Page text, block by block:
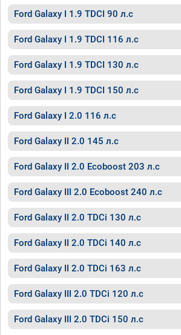
Ford Galaxy I 1.9 TDCI 90 л.с
Ford Galaxy I 1.9 TDCI 116 л.с
Ford Galaxy I 1.9 TDCI 130 л.с
Ford Galaxy I 1.9 TDCI 150 л.с
Ford Galaxy I 2.0 116 л.с
Ford Galaxy II 2.0 145 л.с
Ford Galaxy II 2.0 Ecoboost 203 л.с
Ford Galaxy III 2.0 Ecoboost 240 л.с
Ford Galaxy II 2.0 TDCi 130 л.с
Ford Galaxy II 2.0 TDCi 140 л.с
Ford Galaxy II 2.0 TDCi 163 л.с
Ford Galaxy III 2.0 TDCi 120 л.с
Ford Galaxy III 2.0 TDCi 150 л.с